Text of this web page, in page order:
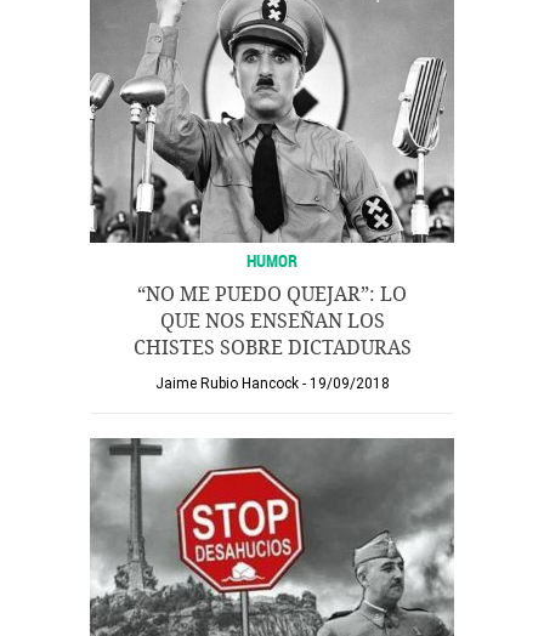
HUMOR
“NO ME PUEDO QUEJAR”: LO
QUE NOS ENSEÑAN LOS
CHISTES SOBRE DICTADURAS
Jaime Rubio Hancock 19/09/2018